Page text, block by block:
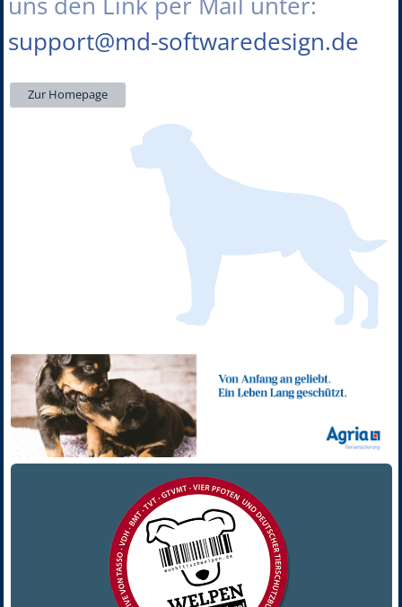
support@md-softwaredesign.de
Zur Homepage